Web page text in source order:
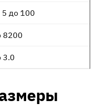
5 до 100
8200
3.0